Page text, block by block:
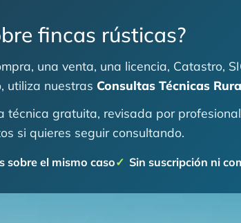
fincas rústicas?
una venta, una licencia, Catastro,
utiliza nuestras Consultas Técnicas
técnica gratuita, revisada por
si quieres seguir consultando.
sobre el mismo caso Sin suscripción ni